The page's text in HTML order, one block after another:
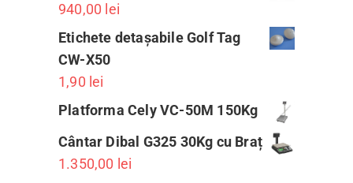
940,00 lei
Etichete detașabile Golf Tag
CW-X50
1,90 lei
Platforma Cely VC-50M 150Kg
Cântar Dibal G325 30Kg cu Braț
1.350,00 lei